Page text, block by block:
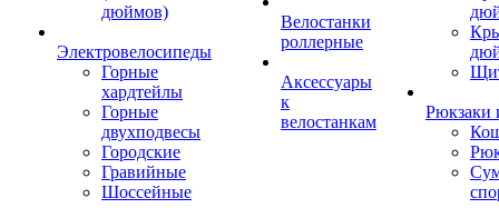
дюймов)
Электровелосипеды
Горные
хардтейлы
Горные
двухподвесы
Городские
Гравийные
Шоссейные
Велостанки
роллерные
Аксессуары
к
велостанкам
Рюкзаки